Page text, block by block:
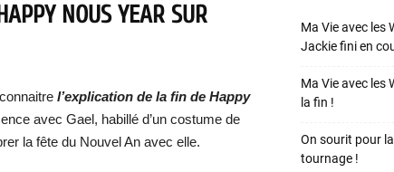
NOUS YEAR SUR
l’explication de la fin de Happy
avec Gael, habillé d’un costume de
la fête du Nouvel An avec elle.
Ma Vie avec les
Jackie fini en
Ma Vie avec les
la fin !
On sourit pour
tournage !